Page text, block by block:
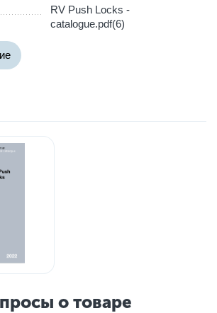
RV Push Locks -
catalogue.pdf(6)
о товаре